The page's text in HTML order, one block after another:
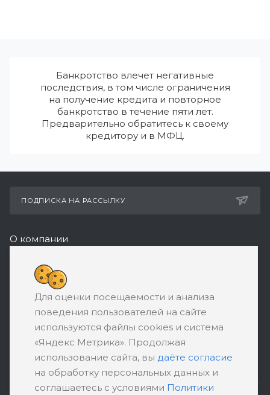
Банкротство влечет негативные
последствия, в том числе ограничения
на получение кредита и повторное
банкротство в течение пяти лет.
Предварительно обратитесь к своему
кредитору и в МФЦ.
ПОДПИСКА НА РАССЫЛКУ
О компании
Реквизиты
8 (800) 550-08-77
ЗАКАЗАТЬ ЗВОНОК
support@ratingbankrotstva.ru
111398, Москва, ул. Плеханова, д. 30,
абонентский ящик №5
Для оценки посещаемости и анализа
поведения пользователей на сайте
используются файлы cookies и система
«Яндекс Метрика». Продолжая
использование сайта, вы даёте согласие
на обработку персональных данных и
соглашаетесь с условиями Политики